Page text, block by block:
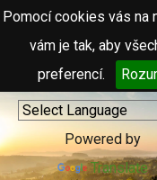
Pomocí cookies vás na
vám je tak, aby
preferencí.
Powered by
Translate